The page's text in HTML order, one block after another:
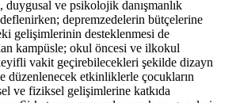
duygusal ve psikolojik danışmanlık
depremzedelerin bütçelerine
gelişimlerinin desteklenmesi de
kampüsle; okul öncesi ve ilkokul
vakit geçirebilecekleri şekilde dizayn
düzenlenecek etkinliklerle çocukların
ve fiziksel gelişimlerine katkıda